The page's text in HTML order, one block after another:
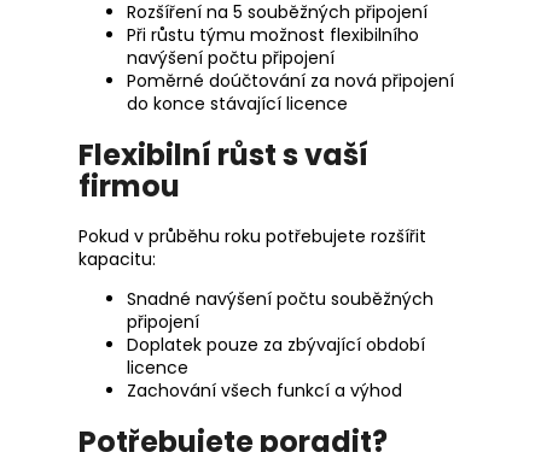
Rozšíření na 5 souběžných připojení
Při růstu týmu možnost flexibilního
navýšení počtu připojení
Poměrné doúčtování za nová připojení
do konce stávající licence
Flexibilní růst s vaší
firmou
Pokud v průběhu roku potřebujete rozšířit
kapacitu:
Snadné navýšení počtu souběžných
připojení
Doplatek pouze za zbývající období
licence
Zachování všech funkcí a výhod
Potřebujete poradit?